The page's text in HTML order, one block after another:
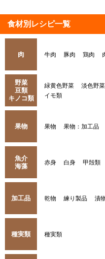
食材別レシピ一覧
肉 牛肉 豚肉 鶏肉
野菜
豆類
キノコ類
緑黄色野菜 淡色野菜
イモ類
果物 果物 果物：加工品
魚介
海藻
赤身 白身 甲殻類
加工品 乾物 練り製品 漬
種実類 種実類